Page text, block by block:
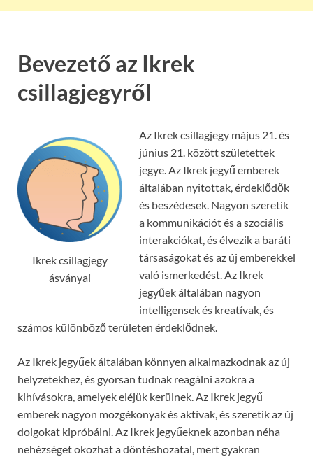
Bevezető az Ikrek
csillagjegyről
Ikrek csillagjegy
ásványai
Az Ikrek csillagjegy május 21. és
június 21. között születettek
jegye. Az Ikrek jegyű emberek
általában nyitottak, érdeklődők
és beszédesek. Nagyon szeretik
a kommunikációt és a szociális
interakciókat, és élvezik a baráti
társaságokat és az új emberekkel
való ismerkedést. Az Ikrek
jegyűek általában nagyon
intelligensek és kreatívak, és
számos különböző területen érdeklődnek.
Az Ikrek jegyűek általában könnyen alkalmazkodnak az új
helyzetekhez, és gyorsan tudnak reagálni azokra a
kihívásokra, amelyek eléjük kerülnek. Az Ikrek jegyű
emberek nagyon mozgékonyak és aktívak, és szeretik az új
dolgokat kipróbálni. Az Ikrek jegyűeknek azonban néha
nehézséget okozhat a döntéshozatal, mert gyakran